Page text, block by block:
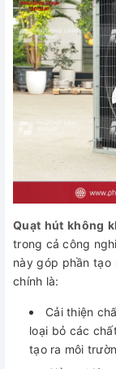
Quạt hút không
trong cả công
này góp phần tạo
chính là:
Cải thiện
loại bỏ các
tạo ra môi